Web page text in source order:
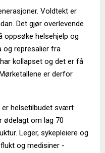
Voldtekt er
Det gjør overlevende
oppsøke helsehjelp og
og represalier fra
kollapset og det er få
er derfor
er helsetilbudet svært
ødelagt om lag 70
Leger, sykepleiere og
og medisiner -